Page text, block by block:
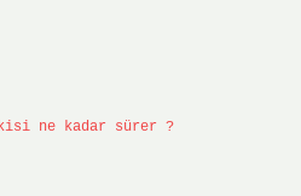
ne kadar sürer ?